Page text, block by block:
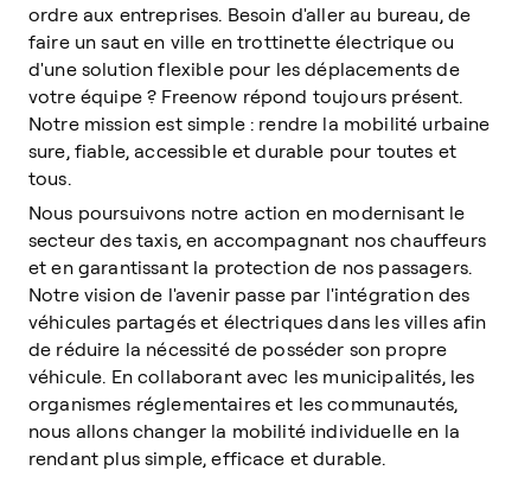
ordre aux entreprises. Besoin d'aller au bureau, de
faire un saut en ville en trottinette électrique ou
d'une solution flexible pour les déplacements de
votre équipe ? Freenow répond toujours présent.
Notre mission est simple : rendre la mobilité urbaine
sure, fiable, accessible et durable pour toutes et
tous.
Nous poursuivons notre action en modernisant le
secteur des taxis, en accompagnant nos chauffeurs
et en garantissant la protection de nos passagers.
Notre vision de l'avenir passe par l'intégration des
véhicules partagés et électriques dans les villes afin
de réduire la nécessité de posséder son propre
véhicule. En collaborant avec les municipalités, les
organismes réglementaires et les communautés,
nous allons changer la mobilité individuelle en la
rendant plus simple, efficace et durable.